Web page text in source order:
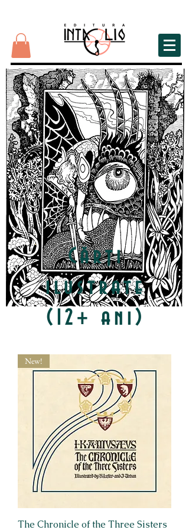
Cărți
ilustrate
(12+ ani)
New!
The Chronicle of the Three Sisters